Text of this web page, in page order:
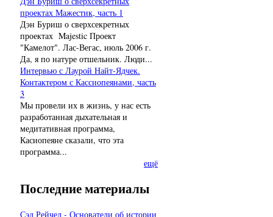
проектах Мажестик, часть 1
Дэн Буриш о сверхсекретных
проектах Majestic Проект
"Камелот". Лас-Вегас, июль 2006 г.
Да, я по натуре отшельник. Люди...
Интервью с Лаурой Найт-Ядчек.
Контактером с Кассиопеянами, часть
3
Мы провели их в жизнь, у нас есть
разработанная дыхательная и
медитативная программа,
Касиопеяне сказали, что эта
программа...
ещё
Последние материалы
Сэл Рейчел - Основатели об истории